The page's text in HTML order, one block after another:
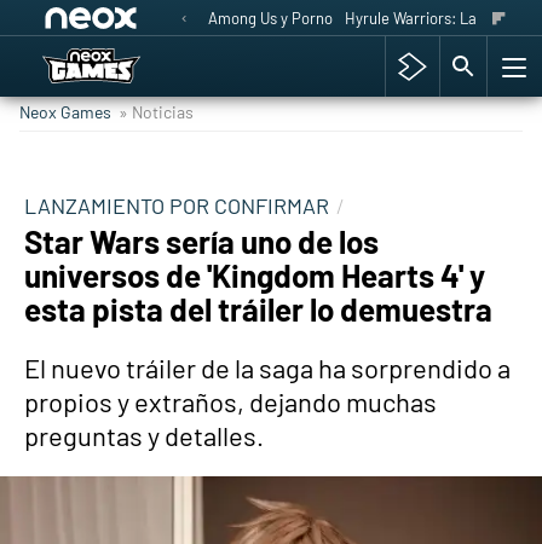
Among Us y Porno Hyrule Warriors: La Era del
Neox Games » Noticias
LANZAMIENTO POR CONFIRMAR
Star Wars sería uno de los
universos de 'Kingdom Hearts 4' y
esta pista del tráiler lo demuestra
El nuevo tráiler de la saga ha sorprendido a
propios y extraños, dejando muchas
preguntas y detalles.